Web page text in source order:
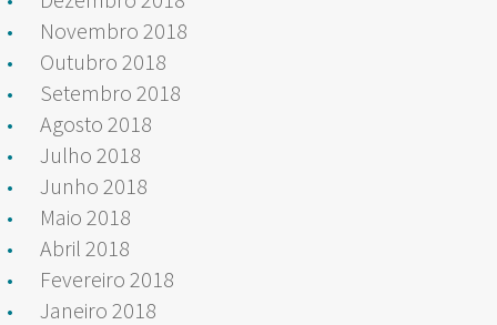
Novembro 2018
Outubro 2018
Setembro 2018
Agosto 2018
Julho 2018
Junho 2018
Maio 2018
Abril 2018
Fevereiro 2018
Janeiro 2018